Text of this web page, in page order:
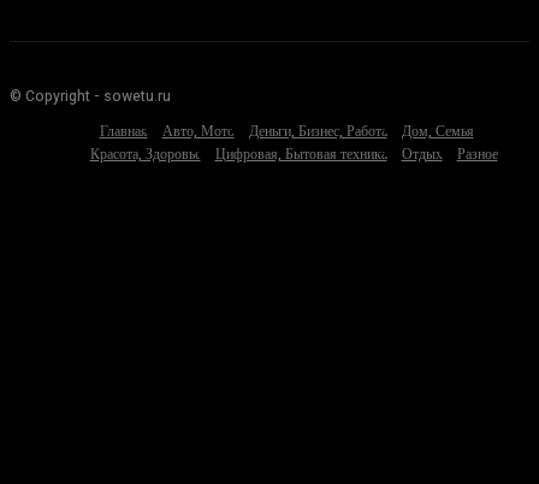
© Copyright - sowetu.ru
Главная
Авто, Мото Деньги, Бизнес, Работа
Дом, Семья
Красота, Здоровье
Цифровая, Бытовая техника Отдых Разное